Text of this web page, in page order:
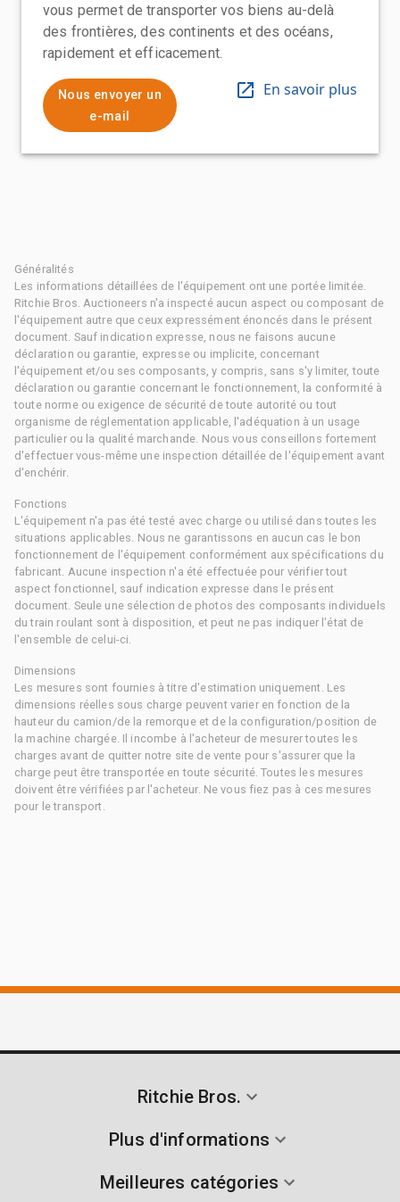
vous permet de transporter vos biens au-delà
des frontières, des continents et des océans,
rapidement et efficacement.
Nous envoyer un
e-mail
En savoir plus
Généralités
Les informations détaillées de l'équipement ont une portée limitée.
Ritchie Bros. Auctioneers n'a inspecté aucun aspect ou composant de
l'équipement autre que ceux expressément énoncés dans le présent
document. Sauf indication expresse, nous ne faisons aucune
déclaration ou garantie, expresse ou implicite, concernant
l'équipement et/ou ses composants, y compris, sans s'y limiter, toute
déclaration ou garantie concernant le fonctionnement, la conformité à
toute norme ou exigence de sécurité de toute autorité ou tout
organisme de réglementation applicable, l'adéquation à un usage
particulier ou la qualité marchande. Nous vous conseillons fortement
d'effectuer vous-même une inspection détaillée de l'équipement avant
d'enchérir.
Fonctions
L'équipement n'a pas été testé avec charge ou utilisé dans toutes les
situations applicables. Nous ne garantissons en aucun cas le bon
fonctionnement de l'équipement conformément aux spécifications du
fabricant. Aucune inspection n'a été effectuée pour vérifier tout
aspect fonctionnel, sauf indication expresse dans le présent
document. Seule une sélection de photos des composants individuels
du train roulant sont à disposition, et peut ne pas indiquer l'état de
l'ensemble de celui-ci.
Dimensions
Les mesures sont fournies à titre d'estimation uniquement. Les
dimensions réelles sous charge peuvent varier en fonction de la
hauteur du camion/de la remorque et de la configuration/position de
la machine chargée. Il incombe à l'acheteur de mesurer toutes les
charges avant de quitter notre site de vente pour s'assurer que la
charge peut être transportée en toute sécurité. Toutes les mesures
doivent être vérifiées par l'acheteur. Ne vous fiez pas à ces mesures
pour le transport.
Ritchie Bros.
Plus d'informations
Meilleures catégories